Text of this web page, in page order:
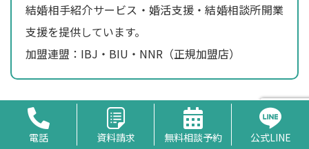
結婚相手紹介サービス・婚活支援・結婚相談所開業
支援を提供しています。
加盟連盟：IBJ・BIU・NNR（正規加盟店）
ポスト はてな
電話 資料請求 無料相談予約 公式LINE